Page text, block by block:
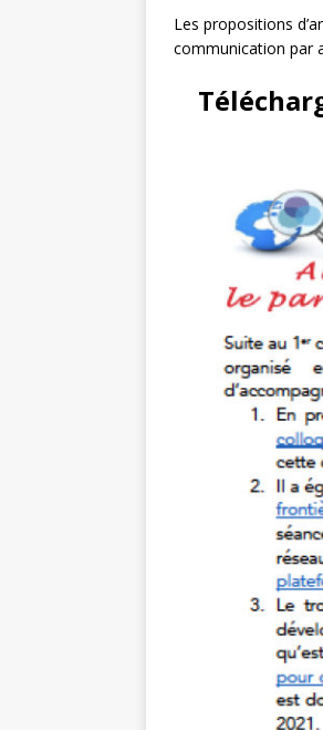
Les propositions
communication par